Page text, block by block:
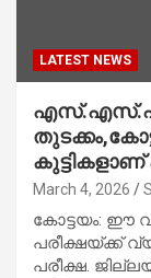
LATEST NEWS
March 4, 2026
കോട്ടയം:
പരീക്ഷയ്ക്ക്
പരീക്ഷ.